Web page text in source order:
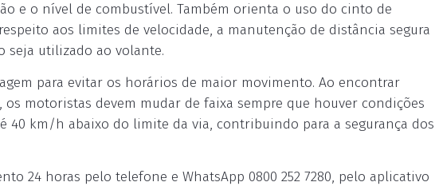
e o nível de combustível. Também orienta o uso do cinto de
aos limites de velocidade, a manutenção de distância segura
seja utilizado ao volante.
para evitar os horários de maior movimento. Ao encontrar
motoristas devem mudar de faixa sempre que houver condições
40 km/h abaixo do limite da via, contribuindo para a segurança dos
24 horas pelo telefone e WhatsApp 0800 252 7280, pelo aplicativo